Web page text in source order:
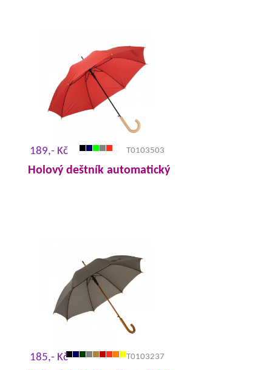
189,- Kč T0103503
Holový deštník automatický
185,- Kč T0103237